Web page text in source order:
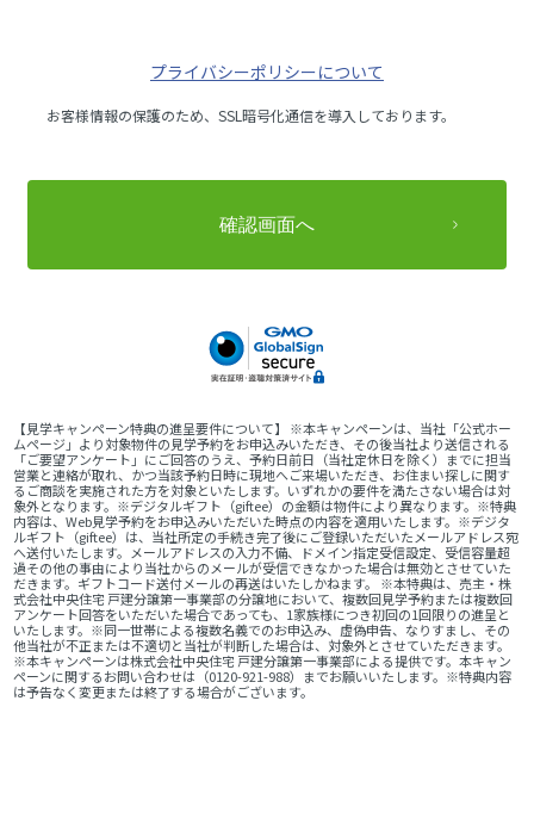
プライバシーポリシーについて
お客様情報の保護のため、SSL暗号化通信を導入しております。
【見学キャンペーン特典の進呈要件について】 ※本キャンペーンは、当社「公式ホー
ムページ」より対象物件の見学予約をお申込みいただき、その後当社より送信される
「ご要望アンケート」にご回答のうえ、予約日前日（当社定休日を除く）までに担当
営業と連絡が取れ、かつ当該予約日時に現地へご来場いただき、お住まい探しに関す
るご商談を実施された方を対象といたします。いずれかの要件を満たさない場合は対
象外となります。※デジタルギフト（giftee）の金額は物件により異なります。※特典
内容は、Web見学予約をお申込みいただいた時点の内容を適用いたします。※デジタ
ルギフト（giftee）は、当社所定の手続き完了後にご登録いただいたメールアドレス宛
へ送付いたします。メールアドレスの入力不備、ドメイン指定受信設定、受信容量超
過その他の事由により当社からのメールが受信できなかった場合は無効とさせていた
だきます。ギフトコード送付メールの再送はいたしかねます。 ※本特典は、売主・株
式会社中央住宅 戸建分譲第一事業部の分譲地において、複数回見学予約または複数回
アンケート回答をいただいた場合であっても、1家族様につき初回の1回限りの進呈と
いたします。※同一世帯による複数名義でのお申込み、虚偽申告、なりすまし、その
他当社が不正または不適切と当社が判断した場合は、対象外とさせていただきます。
※本キャンペーンは株式会社中央住宅 戸建分譲第一事業部による提供です。本キャン
ペーンに関するお問い合わせは（0120-921-988）までお願いいたします。※特典内容
は予告なく変更または終了する場合がございます。